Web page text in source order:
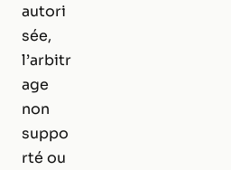
autori
sée,
l’arbitr
age
non
suppo
rté ou